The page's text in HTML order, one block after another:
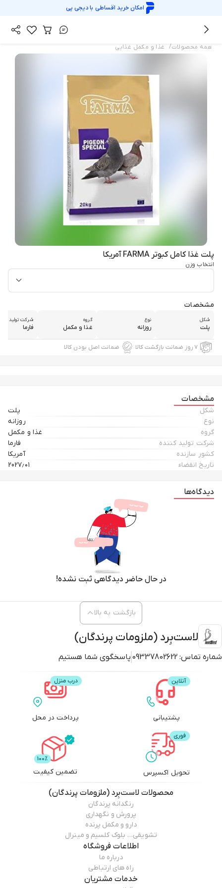
امکان خرید اقساطی بادیجی پی
همه محصولات/ غذا و مکمل غذایی
پلت غذا کامل کبوتر FARMA آمریکا
انتخاب وزن
مشخصات
شکل
پلت
نوع
روزانه
گروه
غذا و مکمل
شرکت تولید
فارما
۷ روز ضمانت بازگشت کالا ضمانت اصل بودن کالا
مشخصات
شکل
پلت
نوع
روزانه
گروه
غذا و مکمل
شرکت تولید کننده
فارما
کشور سازنده
آمریکا
تاریخ انقضاء
202۷٫۰۱
دیدگاه‌ها
در حال حاضر دیدگاهی ثبت نشده!
لاست‌بِرد (ملزومات پرندگان)
شماره تماس: 09337802622 پاسخگوی شما هستیم
بازگشت به بالا
پشتیبانی پرداخت در محل
تحویل اکسپرس تضمین کیفیت
محصولات لاست‌بِرد (ملزومات پرندگان)
رنگدانه پرندگان
پرورش و نگهداری
دارو و مکمل پرنده
تشویقی… بلوک کلسیم و مینرال
اطلاعات فروشگاه
درباره ما
راه های ارتباطی
خدمات مشتریان